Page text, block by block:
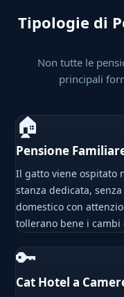
Tipologie di
Non tutte le
principali
🏠
Pensione
Il gatto viene ospitato
stanza dedicata,
domestico con
tollerano bene i cambi
🔑
Cat Hotel a